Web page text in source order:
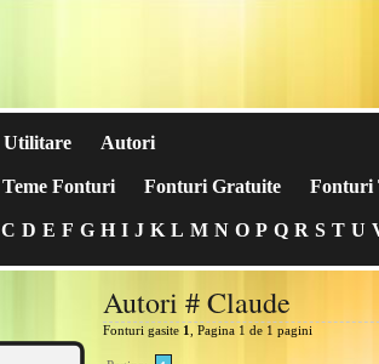
Utilitare Autori
Teme Fonturi Fonturi Gratuite Fonturi
C D E F G H I J K L M N O P Q R S T U
Autori # Claude
Fonturi gasite 1 , Pagina 1 de 1 pagini